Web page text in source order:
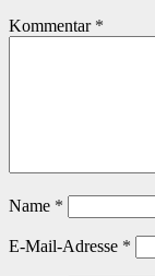
Kommentar *
Name *
E-Mail-Adresse *